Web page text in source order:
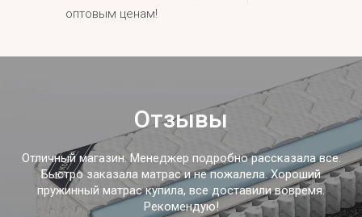
оптовым ценам!
Отзывы
Отличный магазин. Менеджер подробно рассказала все.
Быстро заказала матрас и не пожалела. Хороший
пружинный матрас купила, все доставили вовремя.
Рекомендую!